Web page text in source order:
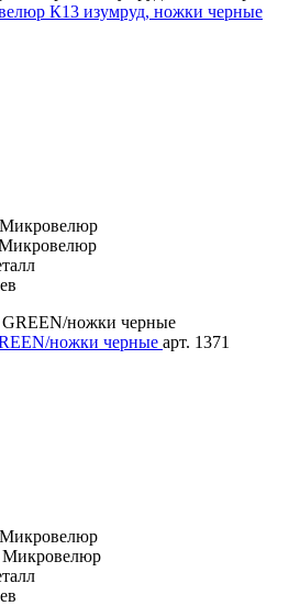
К13 изумруд, ножки черные
ножки черные арт. 1371
Микровелюр